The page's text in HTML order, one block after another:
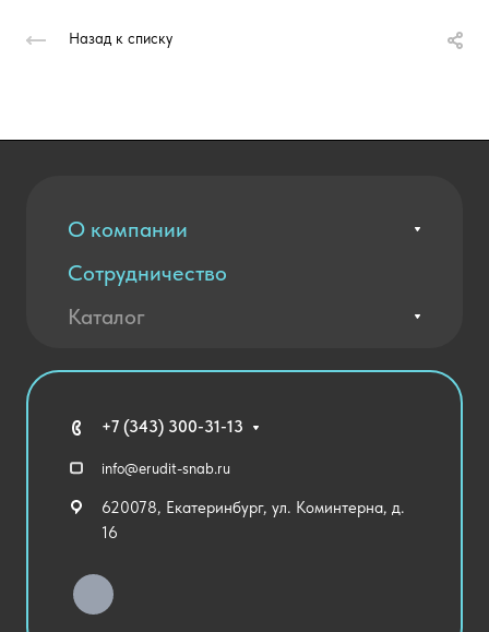
Назад к списку
О компании
Вакансии
Контакты
Благодарственные письма
Сотрудничество
Оплата и доставка
Каталог
Технические средства обучения
Спортивный зал
Уличное оборудование
Хозяйственные Товары
+7 (343) 300-31-13
info@erudit-snab.ru
620078, Екатеринбург, ул. Коминтерна, д.
16